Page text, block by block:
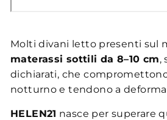
Molti divani letto presenti sul
materassi sottili da 8–10 cm,
dichiarati, che
notturno e tendono a
HELEN21 nasce per superare